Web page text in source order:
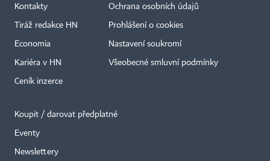
Kontakty
Tiráž redakce HN
Economia
Kariéra v HN
Ceník inzerce
Ochrana osobních údajů
Prohlášení o cookies
Nastavení soukromí
Všeobecné smluvní podmínky
Koupit / darovat předplatné
Eventy
Newslettery